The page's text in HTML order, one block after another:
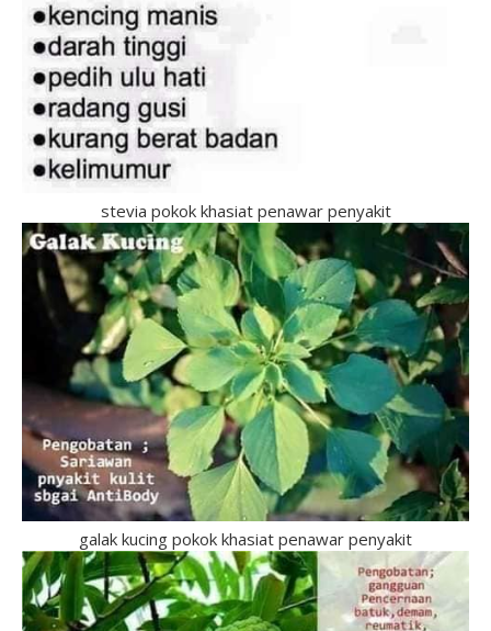
stevia pokok khasiat penawar penyakit
galak kucing pokok khasiat penawar penyakit